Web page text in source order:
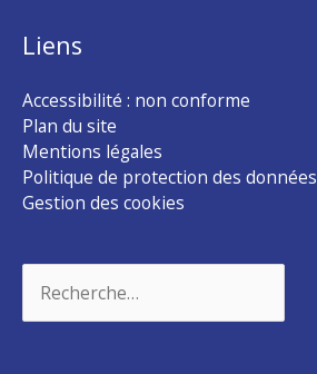
Liens
Accessibilité : non conforme
Plan du site
Mentions légales
Politique de protection des données
Gestion des cookies